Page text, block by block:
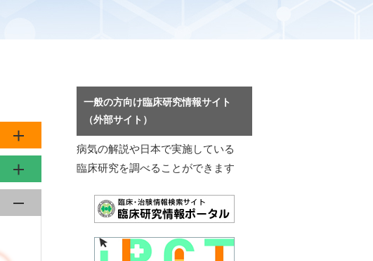
一般の方向け臨床研究情報サイト
（外部サイト）
病気の解説や日本で実施している
臨床研究を調べることができます